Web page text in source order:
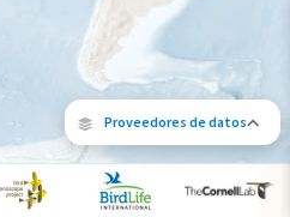
Proveedores de datos